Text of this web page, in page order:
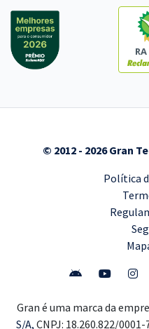
© 2012 - 2026 Gran
Política
Gran é uma marca da
S/A, CNPJ: 18.260.822/